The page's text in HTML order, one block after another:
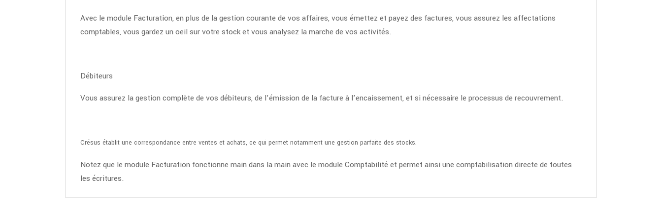
Avec le module Facturation, en plus de la gestion courante de vos affaires, vous émettez et payez des factures, vous assurez les affectations
comptables, vous gardez un oeil sur votre stock et vous analysez la marche de vos activités.
Débiteurs
Vous assurez la gestion complète de vos débiteurs, de l’émission de la facture à l’encaissement, et si nécessaire le processus de recouvrement.
Crésus établit une correspondance entre ventes et achats, ce qui permet notamment une gestion parfaite des stocks.
Notez que le module Facturation fonctionne main dans la main avec le module Comptabilité et permet ainsi une comptabilisation directe de toutes
les écritures.